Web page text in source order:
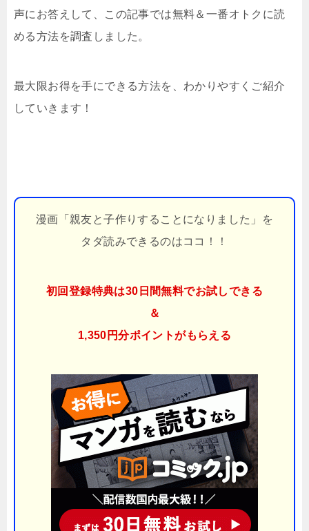
声にお答えして、この記事では無料＆一番オトクに読
める方法を調査しました。
最大限お得を手にできる方法を、わかりやすくご紹介
していきます！
漫画「親友と子作りすることになりました」を
タダ読みできるのはココ！！
初回登録特典は30日間無料でお試しできる
＆
1,350円分ポイントがもらえる